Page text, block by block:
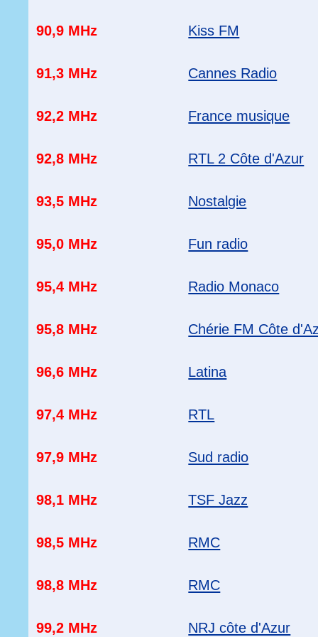
90,9 MHz Kiss FM
91,3 MHz Cannes Radio
92,2 MHz France musique
92,8 MHz RTL 2 Côte d'Azur
93,5 MHz Nostalgie
95,0 MHz Fun radio
95,4 MHz Radio Monaco
95,8 MHz Chérie FM Côte
96,6 MHz Latina
97,4 MHz RTL
97,9 MHz Sud radio
98,1 MHz TSF Jazz
98,5 MHz RMC
98,8 MHz RMC
99,2 MHz NRJ côte d'Azur